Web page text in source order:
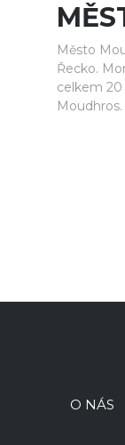
Město
Řecko.
celkem
Moudhros.
O NÁS